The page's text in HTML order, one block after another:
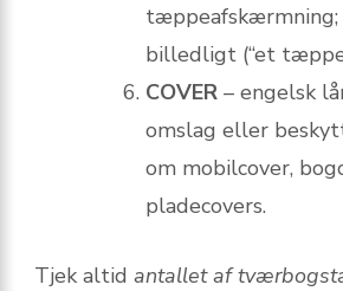
tæppeafskærmning;
billedligt (“et
COVER – engelsk
omslag eller
om mobilcover,
pladecovers.
Tjek altid antallet af